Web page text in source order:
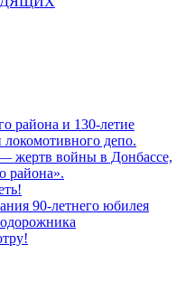
района и 130-летие
депо.
жертв войны в Донбассе,
района».
90-летнего юбилея